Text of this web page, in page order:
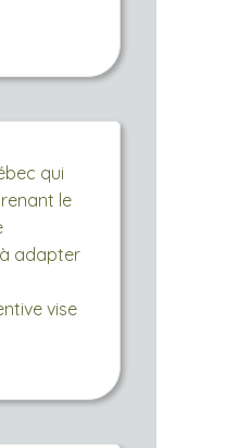
qui
le
adapter
vise